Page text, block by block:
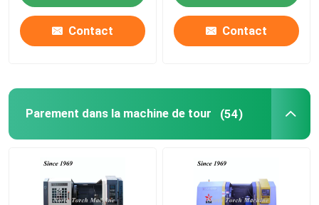
Machine de tour vertical
machine-outille à commande numérique
Contact Contact
Parement dans la machine de tour (54)